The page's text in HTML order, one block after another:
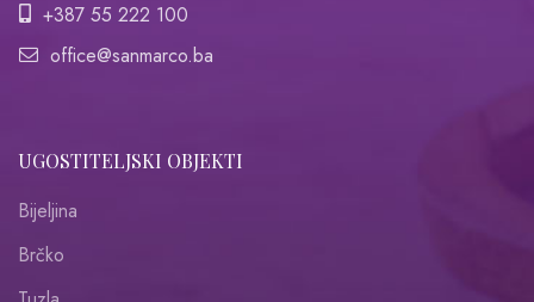
+387 55 222 100
office@sanmarco.ba
UGOSTITELJSKI OBJEKTI
Bijeljina
Brčko